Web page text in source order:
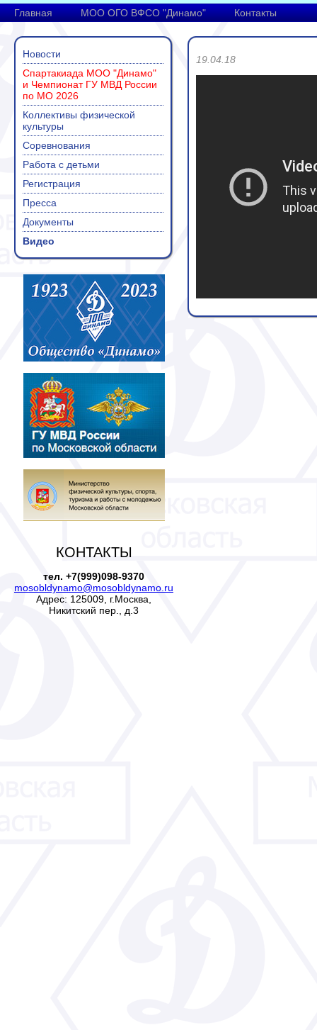
Главная МОО ОГО ВФСО "Динамо" Контакты
Новости
Спартакиада МОО "Динамо"
и Чемпионат ГУ МВД России
по МО 2026
Коллективы физической
культуры
Соревнования
Работа с детьми
Регистрация
Пресса
Документы
Видео
КОНТАКТЫ
тел. +7(999)098-9370
mosobldynamo@mosobldynamo.ru
Адрес: 125009, г.Москва,
Никитский пер., д.3
19.04.18